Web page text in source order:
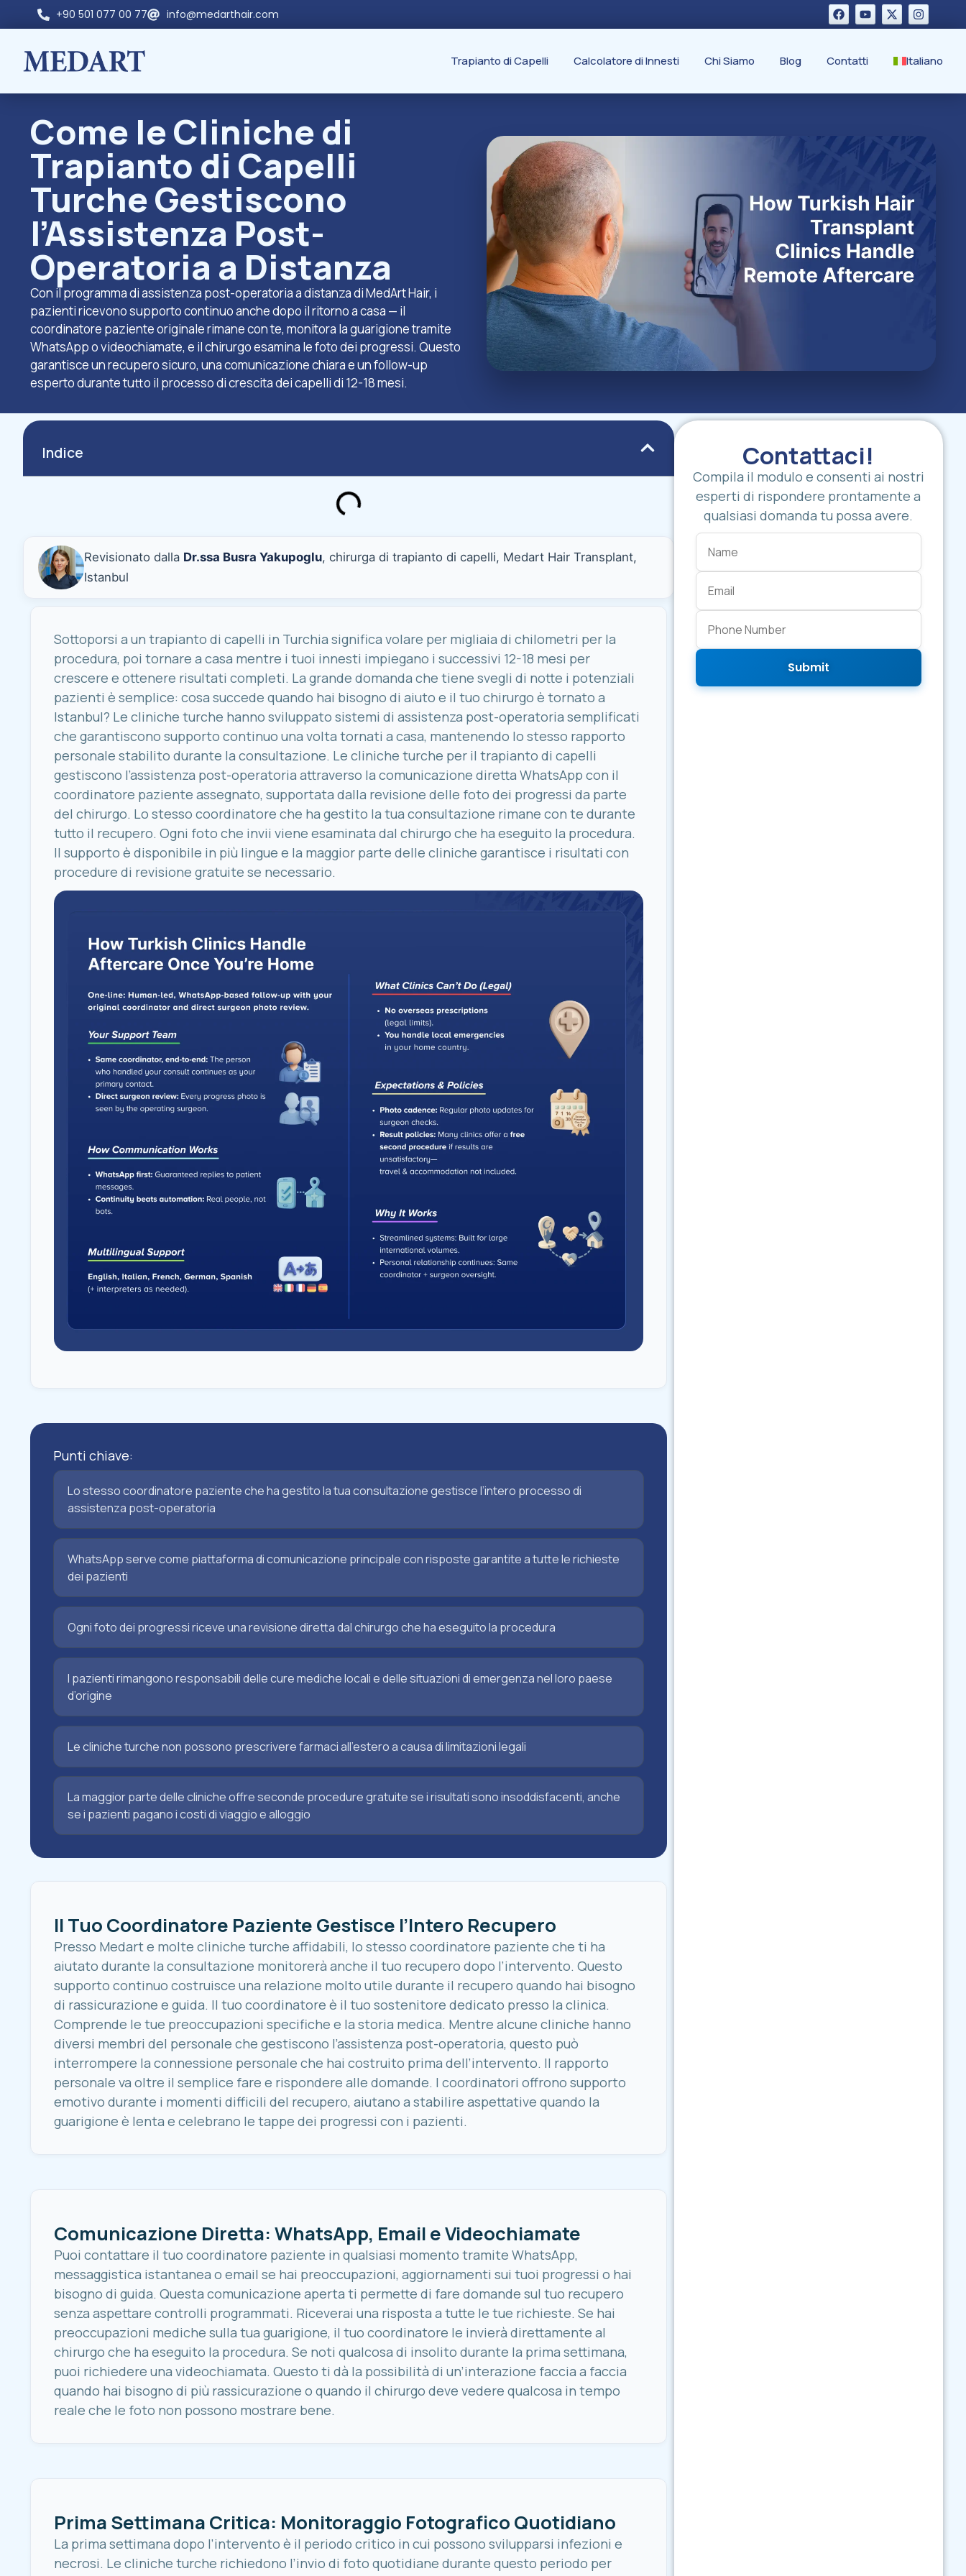
+90 501 077 00 77 info@medarthair.com
Trapianto di Capelli Calcolatore di Innesti Chi Siamo Blog Contatti Italiano
Come le Cliniche di
Trapianto di Capelli
Turche Gestiscono
l’Assistenza Post-
Operatoria a Distanza
Con il programma di assistenza post-operatoria a distanza di MedArt Hair, i
pazienti ricevono supporto continuo anche dopo il ritorno a casa — il
coordinatore paziente originale rimane con te, monitora la guarigione tramite
WhatsApp o videochiamate, e il chirurgo esamina le foto dei progressi. Questo
garantisce un recupero sicuro, una comunicazione chiara e un follow-up
esperto durante tutto il processo di crescita dei capelli di 12-18 mesi.
Indice
Revisionato dalla Dr.ssa Busra Yakupoglu, chirurga di trapianto di capelli, Medart Hair Transplant,
Istanbul
Sottoporsi a un trapianto di capelli in Turchia significa volare per migliaia di chilometri per la
procedura, poi tornare a casa mentre i tuoi innesti impiegano i successivi 12-18 mesi per
crescere e ottenere risultati completi. La grande domanda che tiene svegli di notte i potenziali
pazienti è semplice: cosa succede quando hai bisogno di aiuto e il tuo chirurgo è tornato a
Istanbul? Le cliniche turche hanno sviluppato sistemi di assistenza post-operatoria semplificati
che garantiscono supporto continuo una volta tornati a casa, mantenendo lo stesso rapporto
personale stabilito durante la consultazione. Le cliniche turche per il trapianto di capelli
gestiscono l’assistenza post-operatoria attraverso la comunicazione diretta WhatsApp con il
coordinatore paziente assegnato, supportata dalla revisione delle foto dei progressi da parte
del chirurgo. Lo stesso coordinatore che ha gestito la tua consultazione rimane con te durante
tutto il recupero. Ogni foto che invii viene esaminata dal chirurgo che ha eseguito la procedura.
Il supporto è disponibile in più lingue e la maggior parte delle cliniche garantisce i risultati con
procedure di revisione gratuite se necessario.
Punti chiave:
Lo stesso coordinatore paziente che ha gestito la tua consultazione gestisce l’intero processo di
assistenza post-operatoria
WhatsApp serve come piattaforma di comunicazione principale con risposte garantite a tutte le richieste
dei pazienti
Ogni foto dei progressi riceve una revisione diretta dal chirurgo che ha eseguito la procedura
I pazienti rimangono responsabili delle cure mediche locali e delle situazioni di emergenza nel loro paese
d’origine
Le cliniche turche non possono prescrivere farmaci all’estero a causa di limitazioni legali
La maggior parte delle cliniche offre seconde procedure gratuite se i risultati sono insoddisfacenti, anche
se i pazienti pagano i costi di viaggio e alloggio
Il Tuo Coordinatore Paziente Gestisce l’Intero Recupero
Presso Medart e molte cliniche turche affidabili, lo stesso coordinatore paziente che ti ha
aiutato durante la consultazione monitorerà anche il tuo recupero dopo l’intervento. Questo
supporto continuo costruisce una relazione molto utile durante il recupero quando hai bisogno
di rassicurazione e guida. Il tuo coordinatore è il tuo sostenitore dedicato presso la clinica.
Comprende le tue preoccupazioni specifiche e la storia medica. Mentre alcune cliniche hanno
diversi membri del personale che gestiscono l’assistenza post-operatoria, questo può
interrompere la connessione personale che hai costruito prima dell’intervento. Il rapporto
personale va oltre il semplice fare e rispondere alle domande. I coordinatori offrono supporto
emotivo durante i momenti difficili del recupero, aiutano a stabilire aspettative quando la
guarigione è lenta e celebrano le tappe dei progressi con i pazienti.
Comunicazione Diretta: WhatsApp, Email e Videochiamate
Puoi contattare il tuo coordinatore paziente in qualsiasi momento tramite WhatsApp,
messaggistica istantanea o email se hai preoccupazioni, aggiornamenti sui tuoi progressi o hai
bisogno di guida. Questa comunicazione aperta ti permette di fare domande sul tuo recupero
senza aspettare controlli programmati. Riceverai una risposta a tutte le tue richieste. Se hai
preoccupazioni mediche sulla tua guarigione, il tuo coordinatore le invierà direttamente al
chirurgo che ha eseguito la procedura. Se noti qualcosa di insolito durante la prima settimana,
puoi richiedere una videochiamata. Questo ti dà la possibilità di un’interazione faccia a faccia
quando hai bisogno di più rassicurazione o quando il chirurgo deve vedere qualcosa in tempo
reale che le foto non possono mostrare bene.
Prima Settimana Critica: Monitoraggio Fotografico Quotidiano
La prima settimana dopo l’intervento è il periodo critico in cui possono svilupparsi infezioni e
necrosi. Le cliniche turche richiedono l’invio di foto quotidiane durante questo periodo per
Contattaci!
Compila il modulo e consenti ai nostri
esperti di rispondere prontamente a
qualsiasi domanda tu possa avere.
Submit